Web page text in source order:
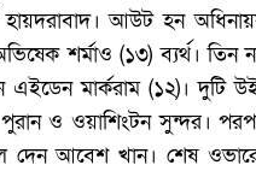
হায়দরাবাদ। আউট হন
শর্মাও (‌১৩)‌ ব্যর্থ। তিন
মার্করাম (‌১২)‌। দুটি
পুরান ও ওয়াশিংটন সুন্দর।
দেন আবেশ খান। শেষ